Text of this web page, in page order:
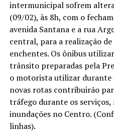
intermunicipal sofrem
(09/02), às 8h, com o
avenida Santana e a rua
central, para a realização
enchentes. Os ônibus
trânsito preparadas pela
o motorista utilizar durante
novas rotas contribuirão
tráfego durante os serviços,
inundações no Centro.
linhas).